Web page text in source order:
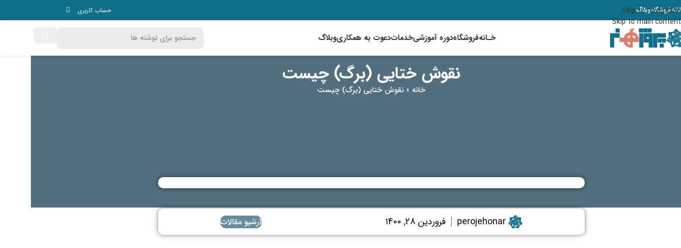
Skip to navigation
Skip to main content
فروشگاهوبلاگ حساب کاربری
خـانهفروشگاهدوره آموزشیخدماتدعوت به همکاریوبلاگ
نقوش ختایی (برگ) چیست
خانه » نقوش ختایی (برگ) چیست
perojehonar فروردین 28, 1400 آرشیو مقالات